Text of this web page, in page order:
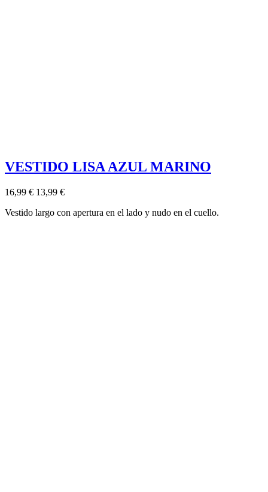
VESTIDO LISA AZUL MARINO
16,99 € 13,99 €
Vestido largo con apertura en el lado y nudo en el cuello.